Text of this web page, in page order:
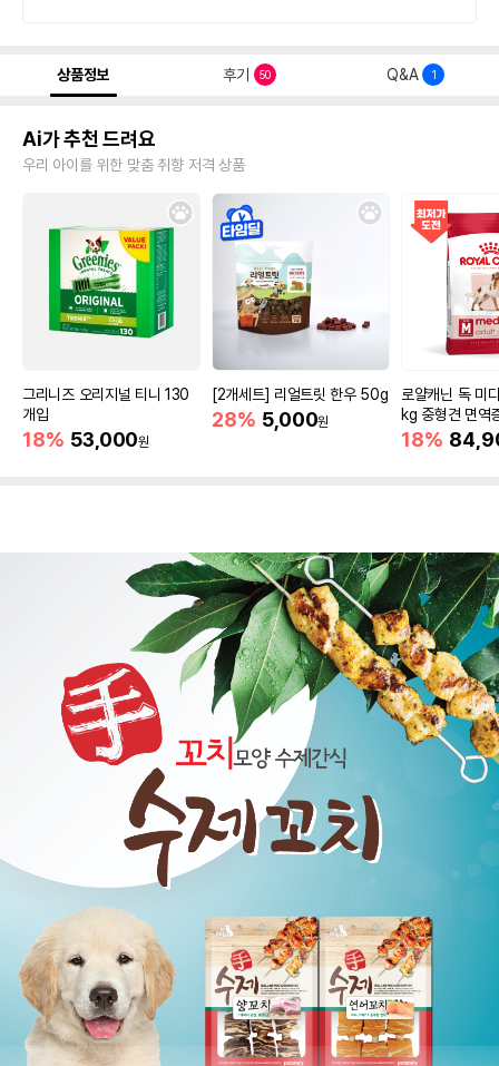
상품정보 후기 50 Q&A 1
Ai가 추천 드려요
우리 아이를 위한 맞춤 취향 저격 상품
그리니즈 오리지널 티니 130
개입
18% 53,000원
[2개세트] 리얼트릿 한우 50g
28% 5,000원
로얄캐닌 독 미
kg 중형견 면역
18%